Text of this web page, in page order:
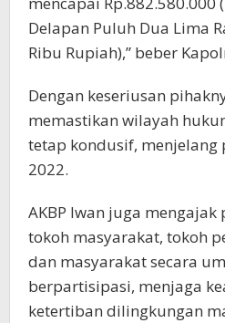
Delapan Puluh Dua Lima
Ribu Rupiah),” beber
Dengan keseriusan
memastikan wilayah
tetap kondusif, menjelang
2022.
AKBP Iwan juga
tokoh masyarakat, tokoh
dan masyarakat secara
berpartisipasi, menjaga
ketertiban dilingkungan